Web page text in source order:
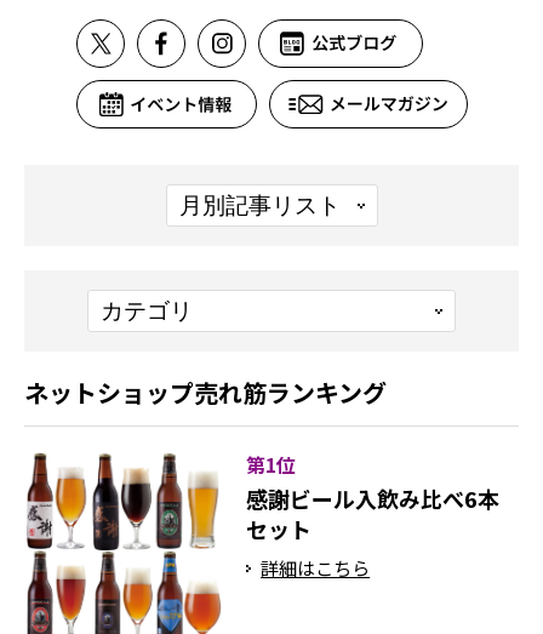
ネットショップ売れ筋ランキング
第1位
感謝ビール入飲み比べ6本
セット
詳細はこちら